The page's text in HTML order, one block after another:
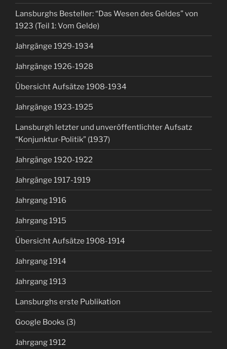
Lansburghs Besteller: “Das Wesen des Geldes” von
1923 (Teil 1: Vom Gelde)
Jahrgänge 1929-1934
Jahrgänge 1926-1928
Übersicht Aufsätze 1908-1934
Jahrgänge 1923-1925
Lansburgh letzter und unveröffentlichter Aufsatz
“Konjunktur-Politik” (1937)
Jahrgänge 1920-1922
Jahrgänge 1917-1919
Jahrgang 1916
Jahrgang 1915
Übersicht Aufsätze 1908-1914
Jahrgang 1914
Jahrgang 1913
Lansburghs erste Publikation
Google Books (3)
Jahrgang 1912